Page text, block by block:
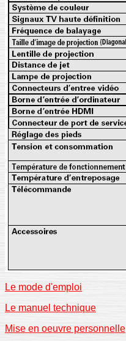
Le mode d'emploi
Le manuel technique
Mise en oeuvre personnelle